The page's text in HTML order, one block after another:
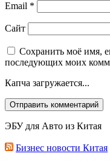
Email *
Сайт
Сохранить моё имя,
последующих моих
Капча загружается...
ЭБУ для Авто из Китая
Бизнес новости Китая